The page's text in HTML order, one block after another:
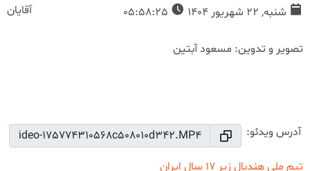
شنبه, 22 شهریور 1404 آقایان
تصویر و تدوین: مسعود آبتین
آدرس ویدئو:
تیم ملی هندبال زیر 17 سال ایران